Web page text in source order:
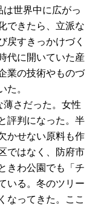
世界中に広がっ
できたら、立派な
戻すきっかけづく
代に開いていた産
業の技術やものづ
た。
さだった。女性
評判になった。半
かせない原料も作
ではなく、防府市
きわ公園でも「チ
いる。冬のツリー
なってきた。ここ